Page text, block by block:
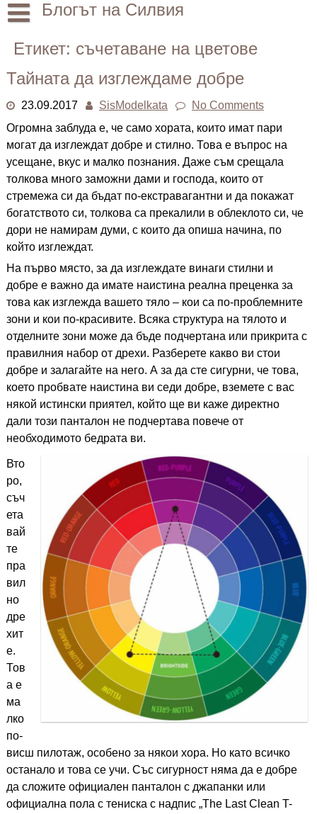
Skip
to
Блогът на Силвия
Етикет: съчетаване на цветове
Тайната да изглеждаме добре
23.09.2017 SisModelkata
No Comments
Огромна заблуда е, че само хората, които имат пари
могат да изглеждат добре и стилно. Това е въпрос на
усещане, вкус и малко познания. Даже съм срещала
толкова много заможни дами и господа, които от
стремежа си да бъдат по-екстравагантни и да покажат
богатството си, толкова са прекалили в облеклото си, че
дори не намирам думи, с които да опиша начина, по
който изглеждат.
На първо място, за да изглеждате винаги стилни и
добре е важно да имате наистина реална преценка за
това как изглежда вашето тяло – кои са по-проблемните
зони и кои по-красивите. Всяка структура на тялото и
отделните зони може да бъде подчертана или прикрита с
правилния набор от дрехи. Разберете какво ви стои
добре и залагайте на него. А за да сте сигурни, че това,
което пробвате наистина ви седи добре, вземете с вас
някой истински приятел, който ще ви каже директно
дали този панталон не подчертава повече от
необходимото бедрата ви.
Вто
ро,
съч
ета
вай
те
пра
вил
но
дре
хит
е.
Тов
а е
ма
лко
по-
висш пилотаж, особено за някои хора. Но като всичко
останало и това се учи. Със сигурност няма да е добре
да сложите официален панталон с джапанки или
официална пола с тениска с надпис „The Last Clean T-